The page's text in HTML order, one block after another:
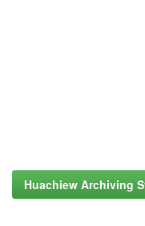
Huachiew Archiving